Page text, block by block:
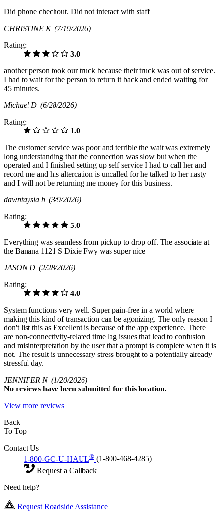
Did phone chechout. Did not interact with staff
CHRISTINE K (7/19/2026)
Rating:
3.0
another person took our truck because their truck was out of service.
I had to wait for the person to return it back and ended waiting for
45 minutes.
Michael D (6/28/2026)
Rating:
1.0
The customer service was poor and terrible the wait was extremely
long understanding that the connection was slow but when the
operated and I finished setting up self service I had to call her and
record me and his altercation is uncalled for he talked to her nasty
and I will not be returning me money for this business.
dawntaysia h (3/9/2026)
Rating:
5.0
Everything was seamless from pickup to drop off. The associate at
the Banana 1121 S Dixie Fwy was super nice
JASON D (2/28/2026)
Rating:
4.0
System functions very well. Super pain-free in a world where
making this kind of transaction can be agonizing. The only reason I
don't list this as Excellent is because of the app experience. There
are non-connectivity-related time lag issues that lead to confusion
and misinterpretation by the user that a prompt is complete when it is
not. The result is unnecessary stress brought to a potentially already
stressful day.
JENNIFER N (1/20/2026)
No reviews have been submitted for this location.
View more reviews
Back
To Top
Contact Us
1-800-GO-U-HAUL® (1-800-468-4285)
Request a Callback
Need help?
Request Roadside Assistance